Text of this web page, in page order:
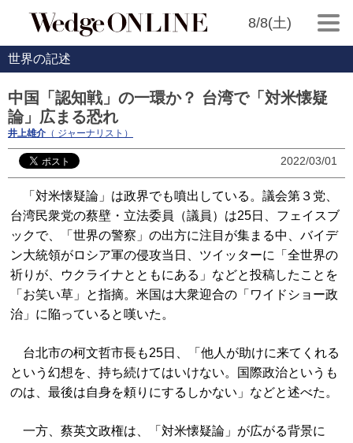
8/8(土)
世界の記述
中国「認知戦」の一環か？ 台湾で「対米懐疑
論」広まる恐れ
井上雄介 （ ジャーナリスト）
2022/03/01
「対米懐疑論」は政界でも噴出している。議会第３党、
台湾民衆党の蔡壁・立法委員（議員）は25日、フェイスブ
ックで、「世界の警察」の出方に注目が集まる中、バイデ
ン大統領がロシア軍の侵攻当日、ツイッターに「全世界の
祈りが、ウクライナとともにある」などと投稿したことを
「お笑い草」と指摘。米国は大衆迎合の「ワイドショー政
治」に陥っていると嘆いた。
台北市の柯文哲市長も25日、「他人が助けに来てくれる
という幻想を、持ち続けてはいけない。国際政治というも
のは、最後は自身を頼りにするしかない」などと述べた。
一方、蔡英文政権は、「対米懐疑論」が広がる背景に